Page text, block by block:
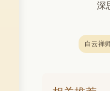
深
白云禅